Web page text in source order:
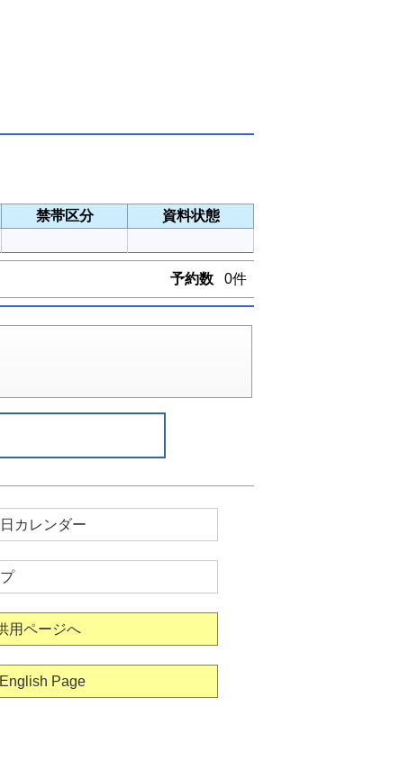
禁帯区分
資料状態
予約数 0件
カレンダー
用ページへ
Page